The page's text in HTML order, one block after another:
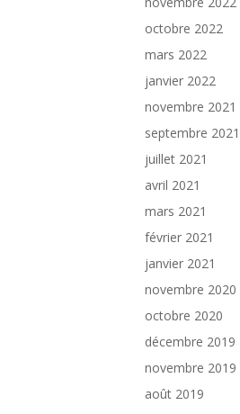
octobre 2022
mars 2022
janvier 2022
novembre 2021
septembre 2021
juillet 2021
avril 2021
mars 2021
février 2021
janvier 2021
novembre 2020
octobre 2020
décembre 2019
novembre 2019
août 2019